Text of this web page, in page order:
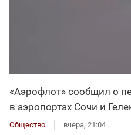
«Аэрофлот» сообщил о
в аэропортах Сочи и
Общество вчера, 21:04